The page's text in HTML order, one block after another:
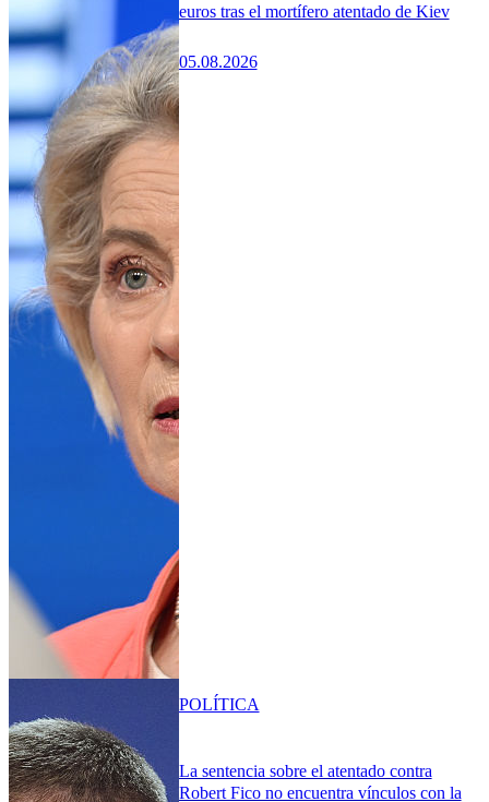
euros tras el mortífero atentado de Kiev
05.08.2026
La sentencia sobre el atentado contra
Robert Fico no encuentra vínculos con la
POLÍTICA